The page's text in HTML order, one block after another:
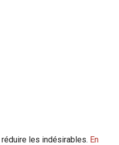
les indésirables. En